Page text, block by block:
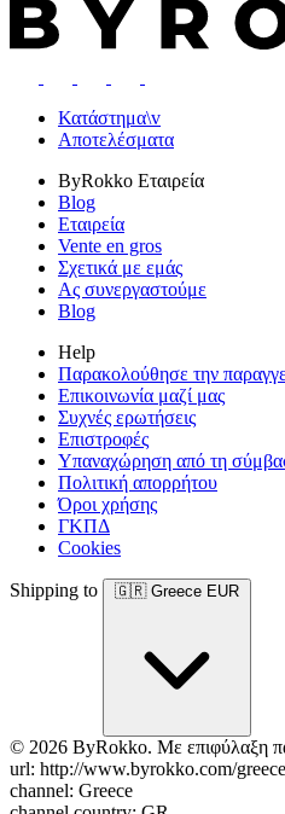
Κατάστημα\v
Αποτελέσματα
ByRokko Εταιρεία
Blog
Εταιρεία
Vente en gros
Σχετικά με εμάς
Ας συνεργαστούμε
Blog
Help
Παρακολούθησε την
Επικοινωνία μαζί μας
Συχνές ερωτήσεις
Επιστροφές
Υπαναχώρηση από τη
Πολιτική απορρήτου
Όροι χρήσης
ΓΚΠΔ
Cookies
Shipping to 🇬🇷 Greece EUR
© 2026 ByRokko. Με επιφύλαξη
url: http://www.byrokko.com/
channel: Greece